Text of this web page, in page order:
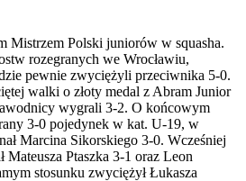
Mistrzem Polski juniorów w squasha.
rozegranych we Wrocławiu,
pewnie zwyciężyli przeciwnika 5-0.
walki o złoty medal z Abram Junior
wygrali 3-2. O końcowym
3-0 pojedynek w kat. U-19, w
Marcina Sikorskiego 3-0. Wcześniej
Mateusza Ptaszka 3-1 oraz Leon
stosunku zwyciężył Łukasza